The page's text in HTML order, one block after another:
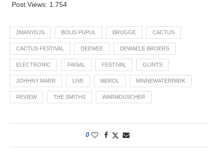
Post Views: 1.754
2MANYDJS BOLIS PUPUL BRUGGE CACTUS
CACTUS FESTIVAL DEEWEE DEWAELE BROERS
ELECTRONIC FAISAL FESTIVAL GLINTS
JOHHNY MARR LIVE MEROL MINNEWATERPARK
REVIEW THE SMITHS WARMDUSCHER
0